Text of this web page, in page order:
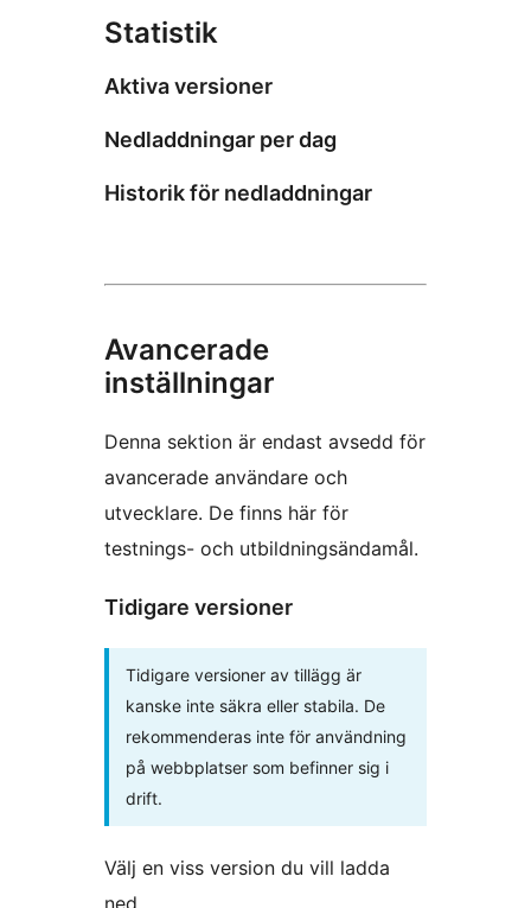
Statistik
Aktiva versioner
Nedladdningar per dag
Historik för nedladdningar
Avancerade
inställningar
Denna sektion är endast avsedd för
avancerade användare och
utvecklare. De finns här för
testnings- och utbildningsändamål.
Tidigare versioner
Tidigare versioner av tillägg är
kanske inte säkra eller stabila. De
rekommenderas inte för användning
på webbplatser som befinner sig i
drift.
Välj en viss version du vill ladda
ned.